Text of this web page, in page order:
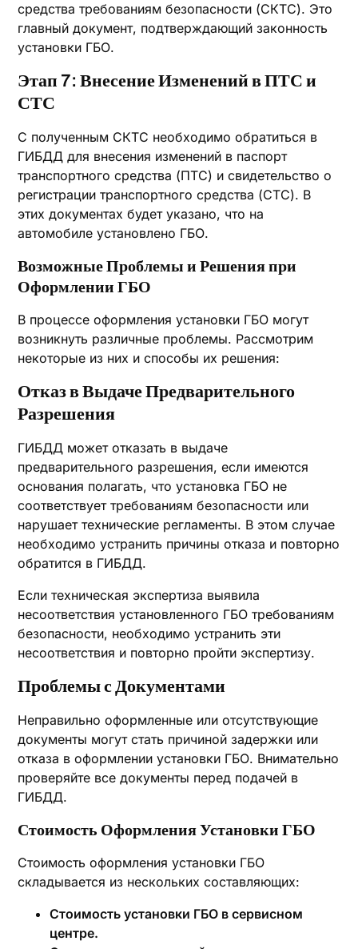
средства требованиям безопасности (СКТС). Это
главный документ, подтверждающий законность
установки ГБО.
Этап 7: Внесение Изменений в ПТС и
СТС
С полученным СКТС необходимо обратиться в
ГИБДД для внесения изменений в паспорт
транспортного средства (ПТС) и свидетельство о
регистрации транспортного средства (СТС). В
этих документах будет указано, что на
автомобиле установлено ГБО.
Возможные Проблемы и Решения при
Оформлении ГБО
В процессе оформления установки ГБО могут
возникнуть различные проблемы. Рассмотрим
некоторые из них и способы их решения:
Отказ в Выдаче Предварительного
Разрешения
ГИБДД может отказать в выдаче
предварительного разрешения, если имеются
основания полагать, что установка ГБО не
соответствует требованиям безопасности или
нарушает технические регламенты. В этом случае
необходимо устранить причины отказа и повторно
обратится в ГИБДД.
Если техническая экспертиза выявила
несоответствия установленного ГБО требованиям
безопасности, необходимо устранить эти
несоответствия и повторно пройти экспертизу.
Проблемы с Документами
Неправильно оформленные или отсутствующие
документы могут стать причиной задержки или
отказа в оформлении установки ГБО. Внимательно
проверяйте все документы перед подачей в
ГИБДД.
Стоимость Оформления Установки ГБО
Стоимость оформления установки ГБО
складывается из нескольких составляющих:
Стоимость установки ГБО в сервисном
центре.